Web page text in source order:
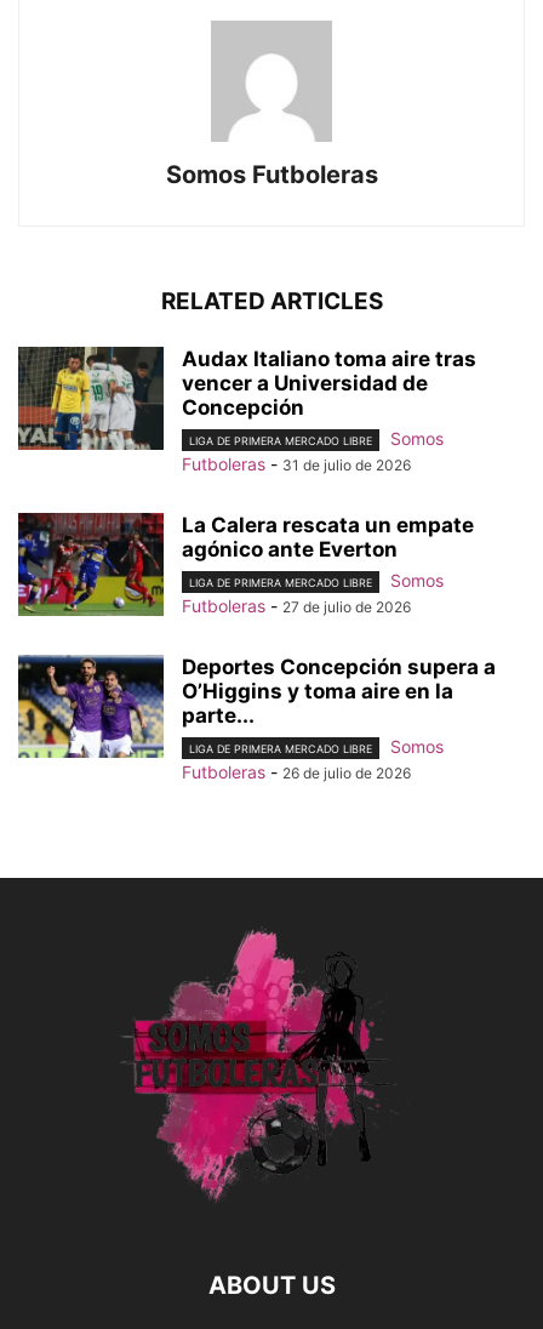
Somos Futboleras
RELATED ARTICLES
Audax Italiano toma aire tras
vencer a Universidad de
Concepción
LIGA DE PRIMERA MERCADO LIBRE
Somos
Futboleras - 31 de julio de 2026
La Calera rescata un empate
agónico ante Everton
LIGA DE PRIMERA MERCADO LIBRE
Somos
Futboleras - 27 de julio de 2026
Deportes Concepción supera a
O’Higgins y toma aire en la
parte...
LIGA DE PRIMERA MERCADO LIBRE
Somos
Futboleras - 26 de julio de 2026
ABOUT US